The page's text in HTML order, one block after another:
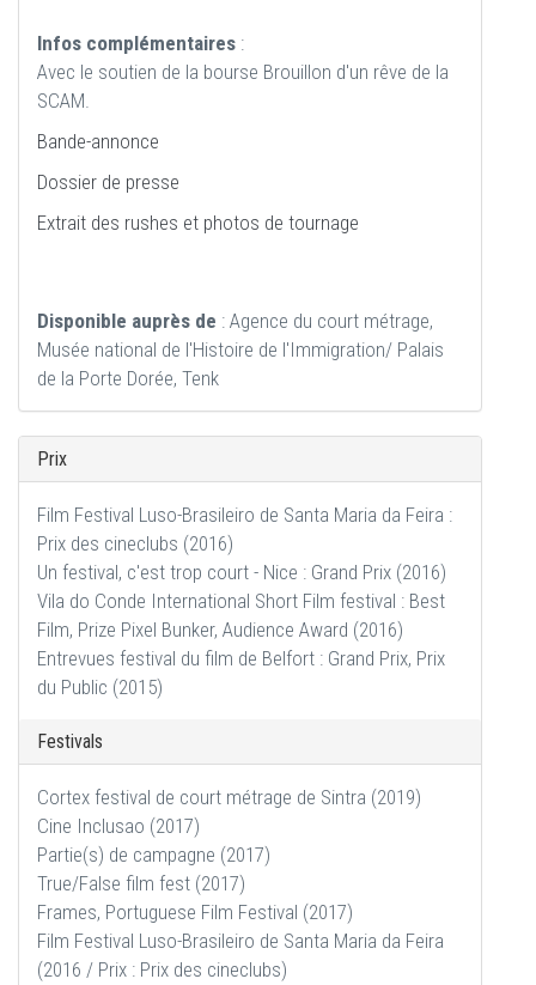
Infos complémentaires :
Avec le soutien de la bourse Brouillon d'un rêve de la
SCAM.
Bande-annonce
Dossier de presse
Extrait des rushes et photos de tournage
Disponible auprès de : Agence du court métrage,
Musée national de l'Histoire de l'Immigration/ Palais
de la Porte Dorée, Tenk
Prix
Film Festival Luso-Brasileiro de Santa Maria da Feira :
Prix des cineclubs (2016)
Un festival, c'est trop court - Nice : Grand Prix (2016)
Vila do Conde International Short Film festival : Best
Film, Prize Pixel Bunker, Audience Award (2016)
Entrevues festival du film de Belfort : Grand Prix, Prix
du Public (2015)
Festivals
Cortex festival de court métrage de Sintra (2019)
Cine Inclusao (2017)
Partie(s) de campagne (2017)
True/False film fest (2017)
Frames, Portuguese Film Festival (2017)
Film Festival Luso-Brasileiro de Santa Maria da Feira
(2016 / Prix : Prix des cineclubs)